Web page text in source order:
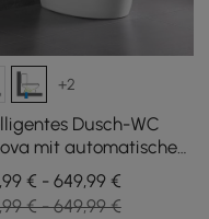
+2
Dusch-WC
mit automatischer
und
Weiß
€ - 649,99 €
€ - 649,99 €